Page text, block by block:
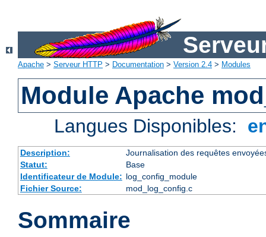
Apache > Serveur HTTP > Documentation > Version 2.4 > Modules
Module Apache
Langues Disponibles:
Description:
Journalisation des requêtes
Statut:
Base
Identificateur de Module: log_config_module
Fichier Source:
mod_log_config.c
Sommaire